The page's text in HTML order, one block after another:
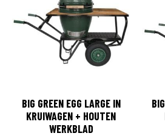
BIG GREEN EGG LARGE IN
KRUIWAGEN + HOUTEN
WERKBLAD